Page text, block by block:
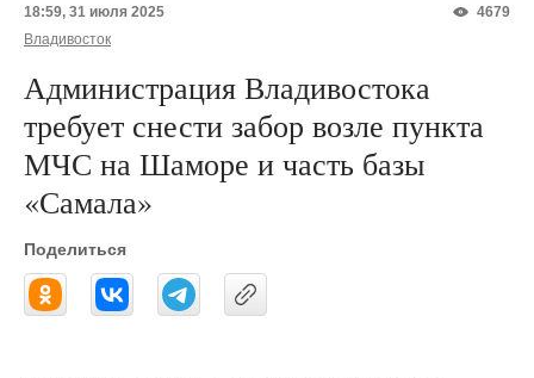
4679
18:59, 31 июля 2025
Владивосток
Администрация Владивостока
требует снести забор возле пункта
МЧС на Шаморе и часть базы
«Самала»
Поделиться